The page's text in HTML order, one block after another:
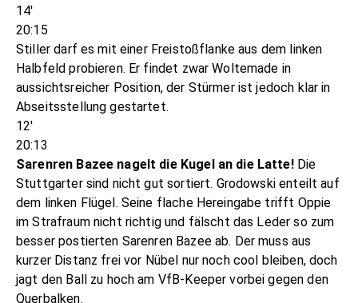
14'
20:15
Stiller darf es mit einer Freistoßflanke aus dem linken
Halbfeld probieren. Er findet zwar Woltemade in
aussichtsreicher Position, der Stürmer ist jedoch klar in
Abseitsstellung gestartet.
12'
20:13
Sarenren Bazee nagelt die Kugel an die Latte!Die
Stuttgarter sind nicht gut sortiert. Grodowski enteilt auf
dem linken Flügel. Seine flache Hereingabe trifft Oppie
im Strafraum nicht richtig und fälscht das Leder so zum
besser postierten Sarenren Bazee ab. Der muss aus
kurzer Distanz frei vor Nübel nur noch cool bleiben, doch
jagt den Ball zu hoch am VfB-Keeper vorbei gegen den
Querbalken.